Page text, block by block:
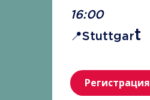
16:00
📍Stuttgart
Регистрация